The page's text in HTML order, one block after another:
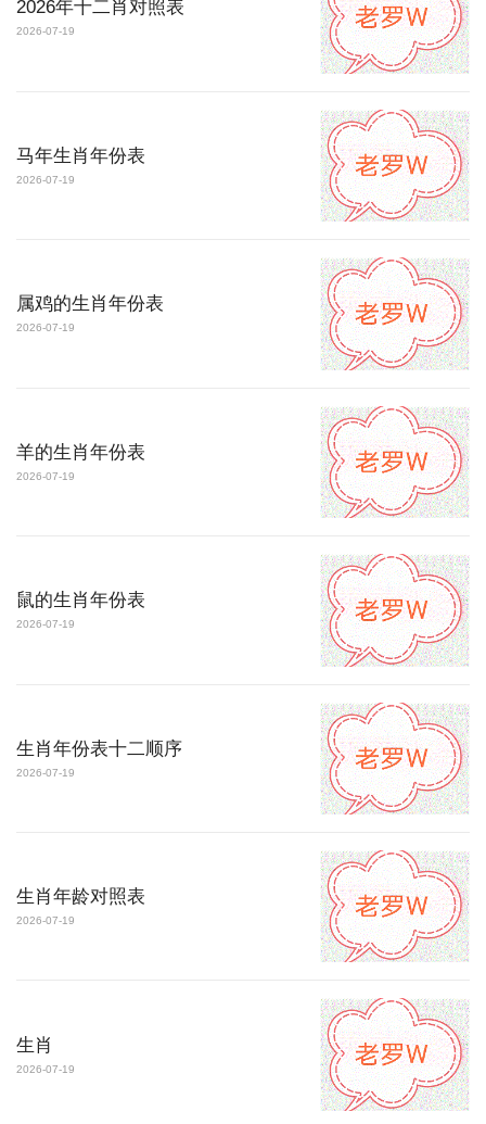
2026年十二肖对照表
2026-07-19
马年生肖年份表
2026-07-19
属鸡的生肖年份表
2026-07-19
羊的生肖年份表
2026-07-19
鼠的生肖年份表
2026-07-19
生肖年份表十二顺序
2026-07-19
生肖年龄对照表
2026-07-19
生肖
2026-07-19